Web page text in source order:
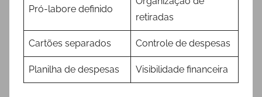
Pró-labore definido
retiradas
Cartões separados Controle de despesas
Planilha de despesas Visibilidade financeira